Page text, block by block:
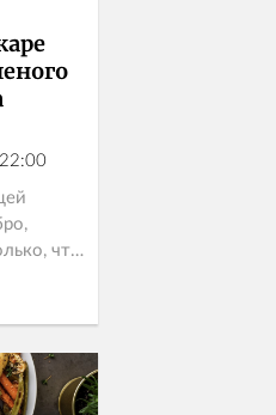
что
мясо.